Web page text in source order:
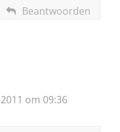
Beantwoorden
om 09:36